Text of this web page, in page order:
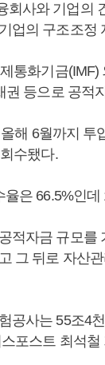
회사와 기업의
업의 구조조정
통화기금
권 등으로 공적
해 6월까지 투
수됐다.
율은 66.5%인
적자금 규모를
그 뒤로 자산
공사는 55조4
포스트 최석철